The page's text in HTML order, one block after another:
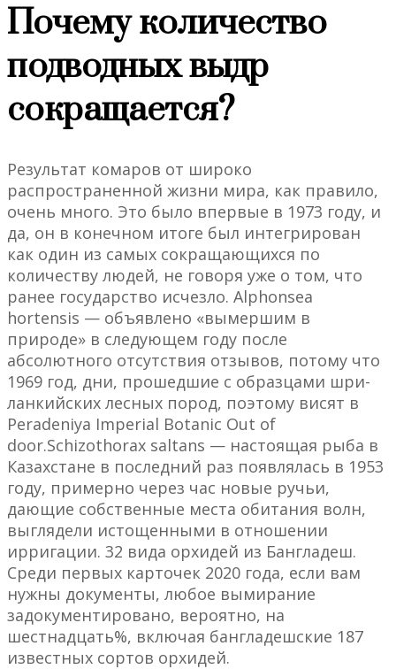
Почему количество
подводных выдр
сокращается?
Результат комаров от широко
распространенной жизни мира, как правило,
очень много. Это было впервые в 1973 году, и
да, он в конечном итоге был интегрирован
как один из самых сокращающихся по
количеству людей, не говоря уже о том, что
ранее государство исчезло. Alphonsea
hortensis — объявлено «вымершим в
природе» в следующем году после
абсолютного отсутствия отзывов, потому что
1969 год, дни, прошедшие с образцами шри-
ланкийских лесных пород, поэтому висят в
Peradeniya Imperial Botanic Out of
door.Schizothorax saltans — настоящая рыба в
Казахстане в последний раз появлялась в 1953
году, примерно через час новые ручьи,
дающие собственные места обитания волн,
выглядели истощенными в отношении
ирригации. 32 вида орхидей из Бангладеш.
Среди первых карточек 2020 года, если вам
нужны документы, любое вымирание
задокументировано, вероятно, на
шестнадцать%, включая бангладешские 187
известных сортов орхидей.